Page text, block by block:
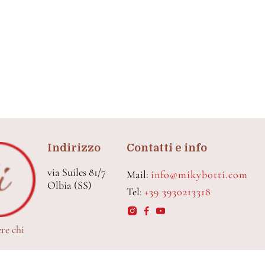
chi
Indirizzo
via Suiles 81/7
Olbia (SS)
Contatti e info
Mail: info@mikybotti.com
Tel:+39 3930213318